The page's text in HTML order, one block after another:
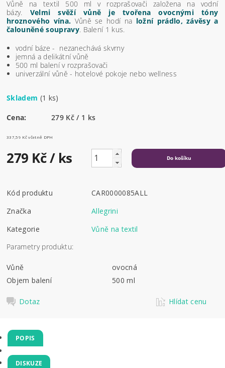
Vůně na textil 500 ml v rozprašovači založena na vodní
bázy.
Velmi svěží vůně je tvořena ovocnými tóny
hroznového vína. Vůně se hodí na ložní prádlo, závěsy a
čalouněné soupravy. Balení 1 kus.
vodní báze - nezanechává skvrny
jemná a delikátní vůně
500 ml balení v rozprašovači
univerzální vůně - hotelové pokoje nebo wellness
Skladem (1 ks)
Cena: 279 Kč / 1 ks
337,59 Kč včetně DPH
279 Kč/ ks
Kód produktu
CAR0000085ALL
Značka
Allegrini
Kategorie
Vůně na textil
Parametry produktu:
Vůně
ovocná
Objem balení
500 ml
Dotaz Hlídat cenu
POPIS
DISKUZE